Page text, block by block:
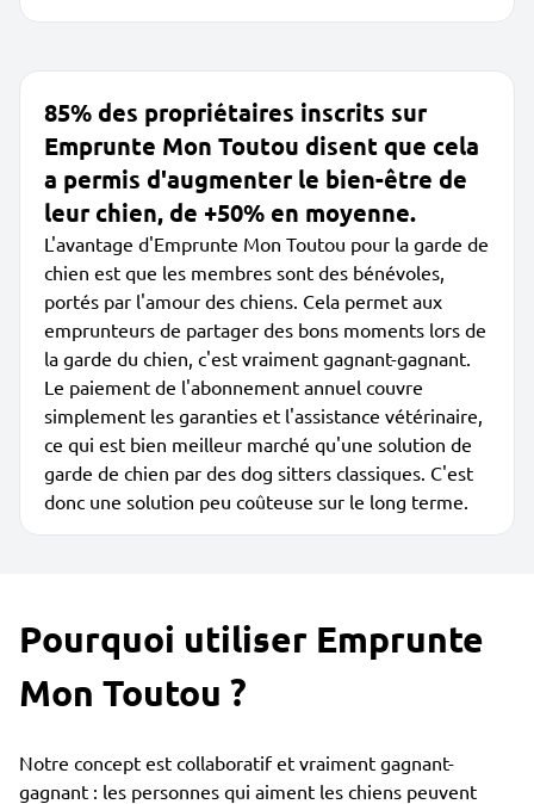
85% des propriétaires inscrits sur
Emprunte Mon Toutou disent que cela
a permis d'augmenter le bien-être de
leur chien, de +50% en moyenne.
L'avantage d'Emprunte Mon Toutou pour la garde de
chien est que les membres sont des bénévoles,
portés par l'amour des chiens. Cela permet aux
emprunteurs de partager des bons moments lors de
la garde du chien, c'est vraiment gagnant-gagnant.
Le paiement de l'abonnement annuel couvre
simplement les garanties et l'assistance vétérinaire,
ce qui est bien meilleur marché qu'une solution de
garde de chien par des dog sitters classiques. C'est
donc une solution peu coûteuse sur le long terme.
Pourquoi utiliser Emprunte
Mon Toutou ?
Notre concept est collaboratif et vraiment gagnant-
gagnant : les personnes qui aiment les chiens peuvent